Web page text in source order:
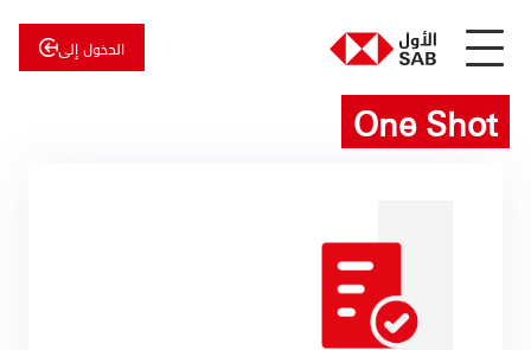
الدخول إلى
الأول
الأول
للاستثمار
One Shot